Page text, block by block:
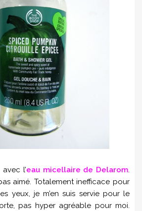
l’eau micellaire de Delarom.
aimé. Totalement inefficace pour
yeux, je m’en suis servie pour le
pas hyper agréable pour moi.